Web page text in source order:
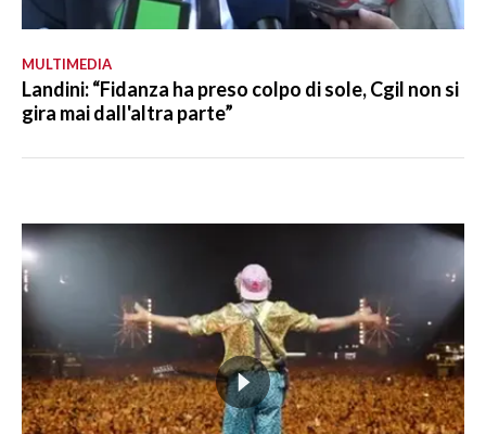
MULTIMEDIA
Landini: “Fidanza ha preso colpo di sole, Cgil non si
gira mai dall'altra parte”